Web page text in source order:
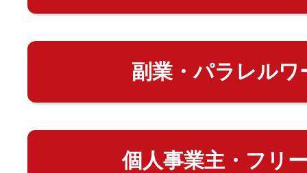
副業・パラレルワ
個人事業主・フリ